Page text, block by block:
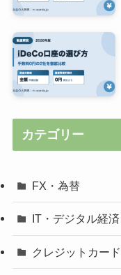
カテゴリー
FX・為替
IT・デジタル経済
クレジットカー